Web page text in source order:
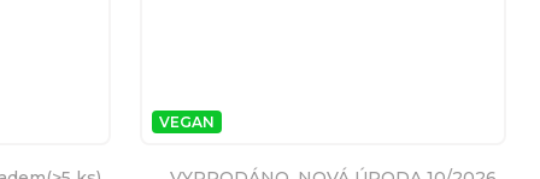
VEGAN